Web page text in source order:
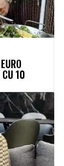
10